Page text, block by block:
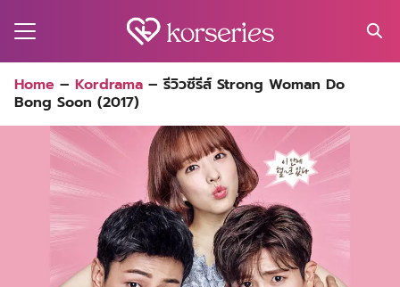
for:
Home – Kordrama –รีวิวซีรีส์ Strong Woman Do
Bong Soon (2017)